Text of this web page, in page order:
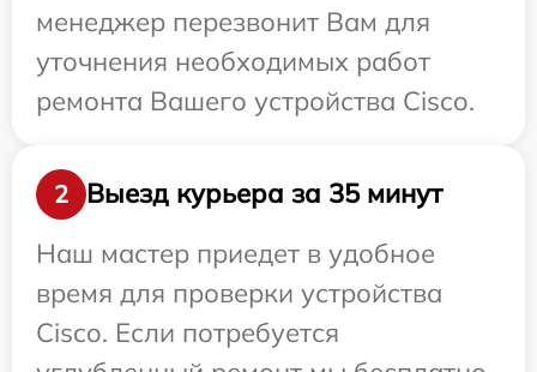
менеджер перезвонит Вам для
уточнения необходимых работ
ремонта Вашего устройства Cisco.
2
Выезд курьера за 35 минут
Наш мастер приедет в удобное
время для проверки устройства
Cisco. Если потребуется